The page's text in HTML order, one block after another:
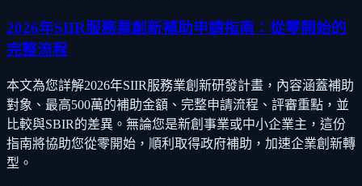
2026年SIIR服務業創新補助申請指南：從零開始的
完整流程
本文為您詳解2026年SIIR服務業創新研發計畫，內容涵蓋補助
對象、最高500萬的補助金額、完整申請流程、評審重點，並
比較與SBIR的差異。無論您是新創事業或中小企業主，這份
指南將協助您從零開始，順利取得政府補助，加速企業創新轉
型。